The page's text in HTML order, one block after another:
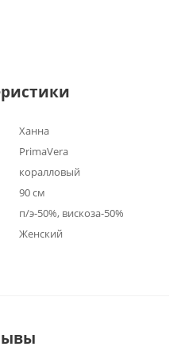
Ханна
PrimaVera
коралловый
90 см
п/э-50%, вискоза-50%
Женский